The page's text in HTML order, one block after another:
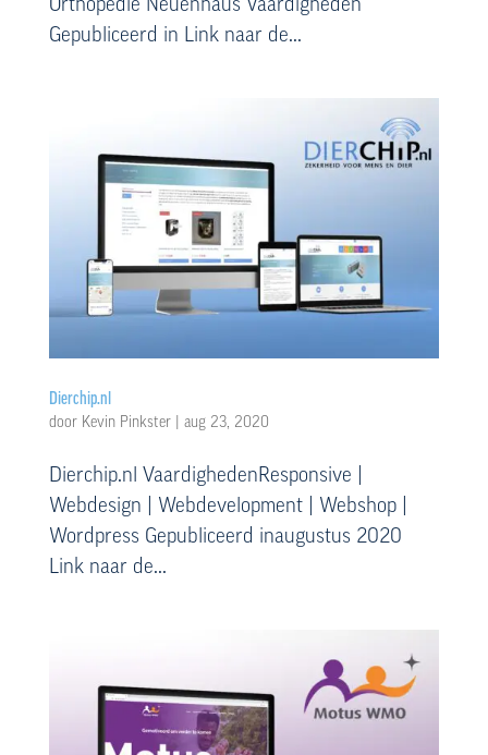
Orthopedie Neuenhaus Vaardigheden
Gepubliceerd in Link naar de...
Dierchip.nl
door Kevin Pinkster| aug 23, 2020
Dierchip.nl VaardighedenResponsive |
Webdesign | Webdevelopment | Webshop |
Wordpress Gepubliceerd inaugustus 2020
Link naar de...